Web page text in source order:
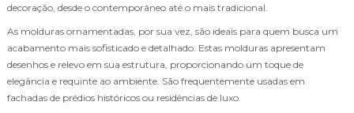
decoração, desde o contemporâneo até o mais tradicional.
As molduras ornamentadas, por sua vez, são ideais para quem busca um
acabamento mais sofisticado e detalhado. Estas molduras apresentam
desenhos e relevo em sua estrutura, proporcionando um toque de
elegância e requinte ao ambiente. São frequentemente usadas em
fachadas de prédios históricos ou residências de luxo.